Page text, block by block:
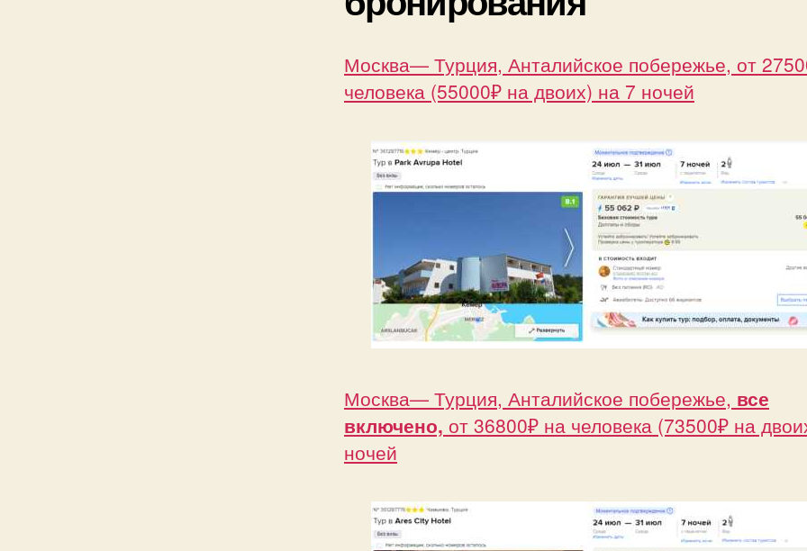
Москва— Турция, Анталийское побережье, от
человека (55000₽ на двоих) на 7 ночей
Москва— Турция, Анталийское побережье, все
включено, от 36800₽ на человека (73500₽ на
ночей